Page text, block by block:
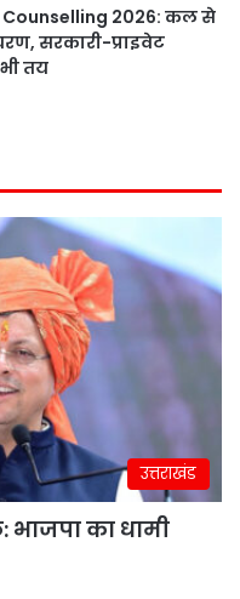
Counselling 2026: कल से
सरकारी-प्राइवेट
तय
उत्तराखंड
का धामी